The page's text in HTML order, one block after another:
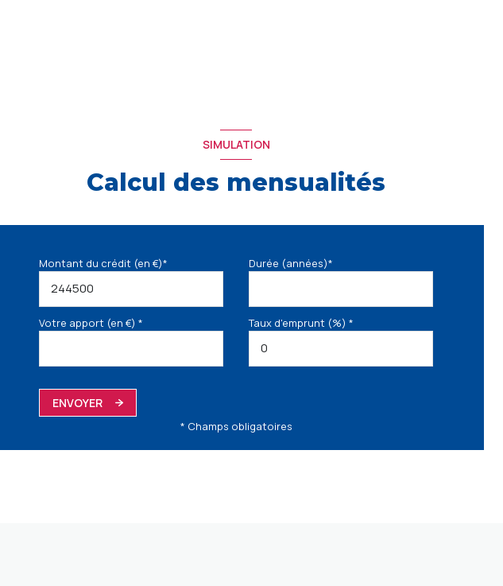
SIMULATION
Calcul des mensualités
Montant du crédit (en €)* Durée (années)*
Votre apport (en €) * Taux d'emprunt (%) *
ENVOYER
* Champs obligatoires